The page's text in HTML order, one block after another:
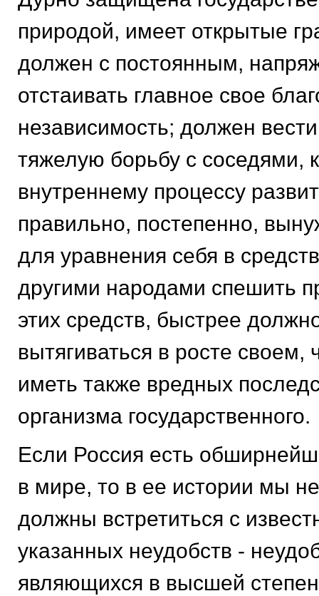
природой, имеет открытые
должен с постоянным,
отстаивать главное свое
независимость; должен
тяжелую борьбу с соседями,
внутреннему процессу
правильно, постепенно,
для уравнения себя в
другими народами спешить
этих средств, быстрее
вытягиваться в росте своем,
иметь также вредных
организма государственного.
Если Россия есть
в мире, то в ее истории мы
должны встретиться с
указанных неудобств -
являющихся в высшей